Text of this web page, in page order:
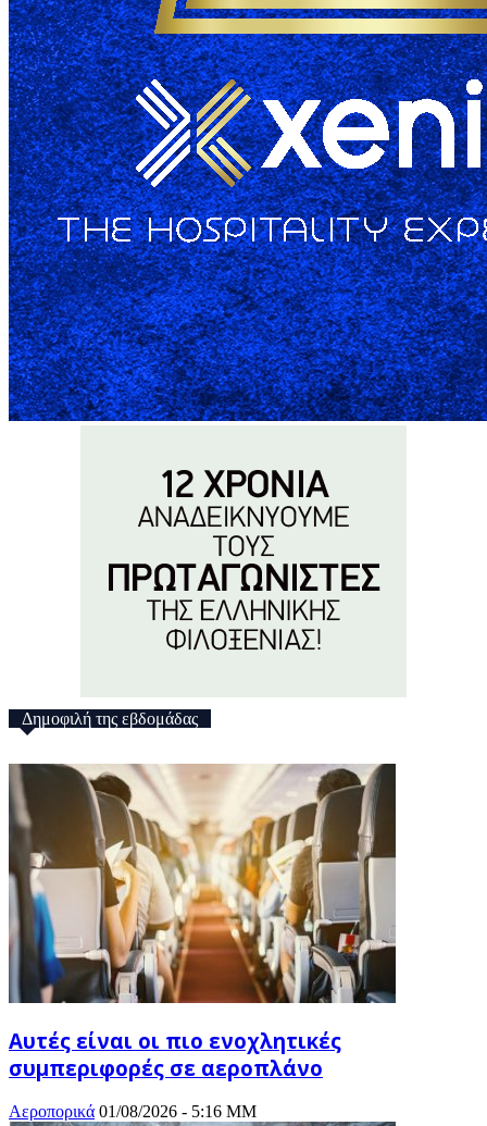
Δημοφιλή της εβδομάδας
Αυτές είναι οι πιο ενοχλητικές
συμπεριφορές σε αεροπλάνο
Αεροπορικά 01/08/2026 - 5:16 ΜΜ